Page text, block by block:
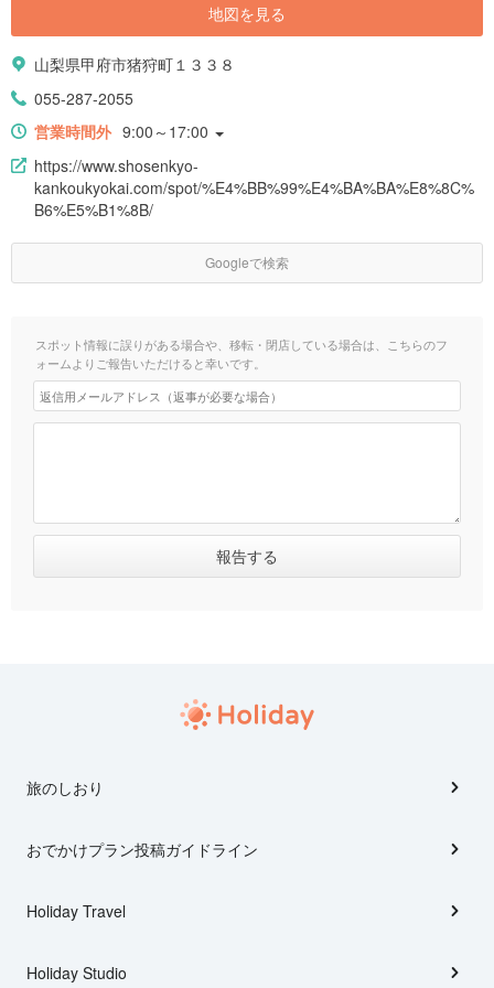
地図を見る
山梨県甲府市猪狩町１３３８
055-287-2055
営業時間外 9:00～17:00
https://www.shosenkyo-
kankoukyokai.com/spot/%E4%BB%99%E4%BA%BA%E8%8C%
B6%E5%B1%8B/
Googleで検索
スポット情報に誤りがある場合や、移転・閉店している場合は、こちらのフ
ォームよりご報告いただけると幸いです。
旅のしおり
おでかけプラン投稿ガイドライン
Holiday Travel
Holiday Studio